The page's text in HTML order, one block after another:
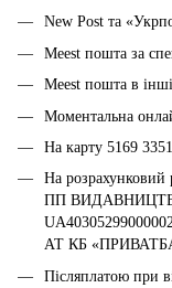
New Post та
Meest пошта за
Meest пошта в
Моментальна
На карту 5169
На розрахунковий
ПП
АТ КБ
Післяплатою при